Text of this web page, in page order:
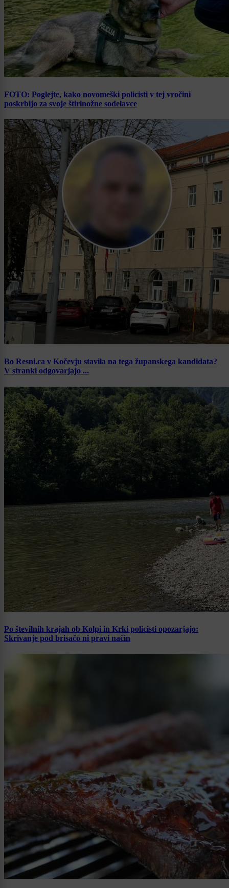
FOTO: Poglejte, kako novomeški policisti v tej vročini
poskrbijo za svoje štirinožne sodelavce
Bo Resni.ca v Kočevju stavila na tega županskega kandidata?
V stranki odgovarjajo ...
Po številnih krajah ob Kolpi in Krki policisti opozarjajo:
Skrivanje pod brisačo ni pravi način